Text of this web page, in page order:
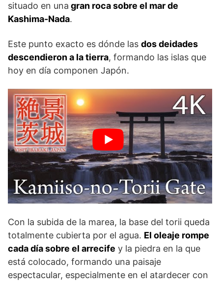
situado en una gran roca sobre el mar de
Kashima-Nada.
Este punto exacto es dónde las dos deidades
descendieron a la tierra, formando las islas que
hoy en día componen Japón.
Con la subida de la marea, la base del torii queda
totalmente cubierta por el agua. El oleaje rompe
cada día sobre el arrecife y la piedra en la que
está colocado, formando una paisaje
espectacular, especialmente en el atardecer con